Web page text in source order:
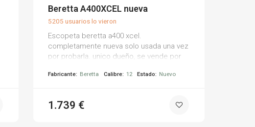
(0)
Beretta A400XCEL nueva
5205 usuarios lo vieron
Escopeta beretta a400 xcel.
completamente nueva solo usada una vez
por probarla. unico dueño, se vende por
menos de retroceso al disparar(kick off).
Fabricante: Beretta Calibre: 12 Estado: Nuevo
1.739 €